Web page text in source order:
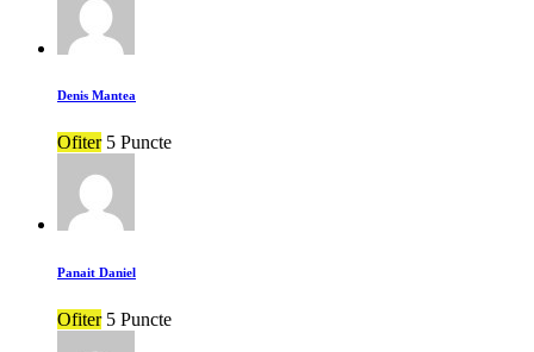
Denis Mantea
Ofiter 5 Puncte
Panait Daniel
Ofiter 5 Puncte